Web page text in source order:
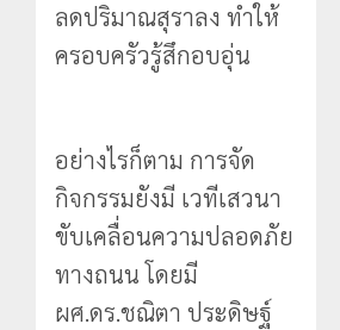
ลดปริมาณสุราลง ทำให้
ครอบครัวรู้สึกอบอุ่น
อย่างไรก็ตาม การจัด
กิจกรรมยังมี เวทีเสวนา
ขับเคลื่อนความปลอดภัย
ทางถนน โดยมี
ผศ.ดร.ชณิตา ประดิษฐ์